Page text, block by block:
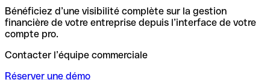
Bénéficiez d’une visibilité complète sur la gestion
financière de votre entreprise depuis l’interface de votre
compte pro.
Contacter l’équipe commerciale
Réserver une démo